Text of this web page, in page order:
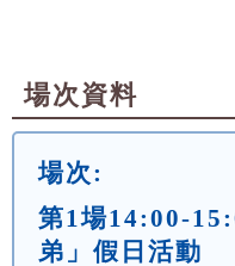
場次資料
場次:
第1場14:00-
弟」假日活動